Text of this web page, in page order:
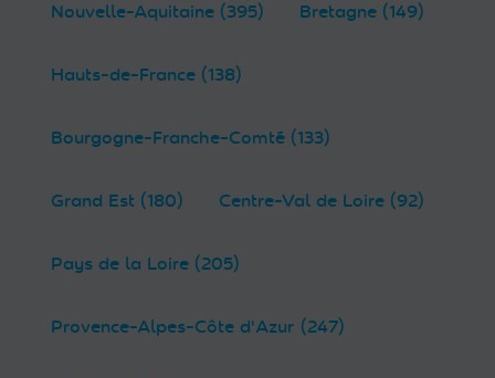
Nouvelle-Aquitaine (395) Bretagne (149)
Hauts-de-France (138)
Bourgogne-Franche-Comté (133)
Grand Est (180) Centre-Val de Loire (92)
Pays de la Loire (205)
Provence-Alpes-Côte d'Azur (247)